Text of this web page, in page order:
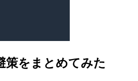
をまとめてみた